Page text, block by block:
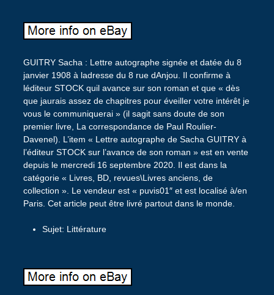
GUITRY Sacha : Lettre autographe signée et datée du 8
janvier 1908 à ladresse du 8 rue dAnjou. Il confirme à
léditeur STOCK quil avance sur son roman et que « dès
que jaurais assez de chapitres pour éveiller votre intérêt je
vous le communiquerai » (il sagit sans doute de son
premier livre, La correspondance de Paul Roulier-
Davenel). L’item « Lettre autographe de Sacha GUITRY à
l’éditeur STOCK sur l’avance de son roman » est en vente
depuis le mercredi 16 septembre 2020. Il est dans la
catégorie « Livres, BD, revues\Livres anciens, de
collection ». Le vendeur est « puvis01″ et est localisé à/en
Paris. Cet article peut être livré partout dans le monde.
Sujet: Littérature